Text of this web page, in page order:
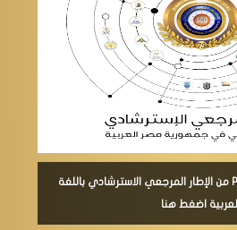
للحصول على صيغة PDF من الإطار المرجعي الاسترشادي باللغة
العربية اضغط هنا